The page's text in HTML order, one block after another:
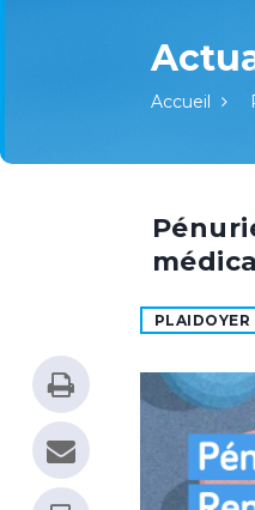
Accueil
PLAIDOYER